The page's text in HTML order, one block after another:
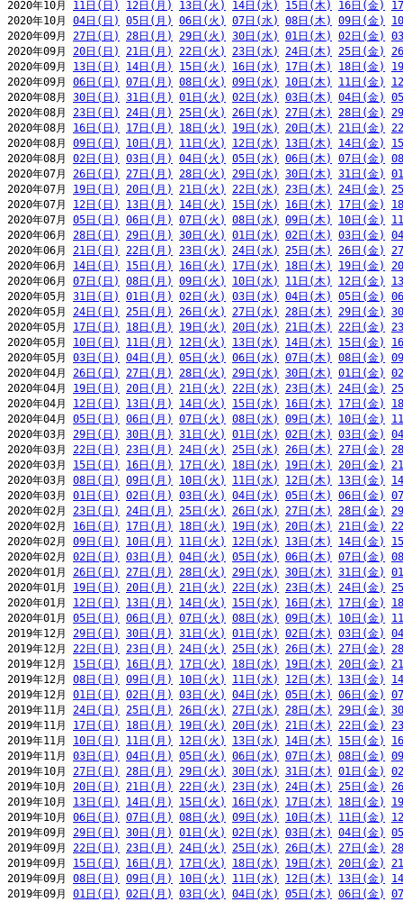
2020年10月 11日(日) 12日(月) 13日(火) 14日(水) 15日(木) 16日(金)
2020年10月 04日(日) 05日(月) 06日(火) 07日(水) 08日(木) 09日(金)
2020年09月 27日(日) 28日(月) 29日(火) 30日(水) 01日(木) 02日(金)
2020年09月 20日(日) 21日(月) 22日(火) 23日(水) 24日(木) 25日(金)
2020年09月 13日(日) 14日(月) 15日(火) 16日(水) 17日(木) 18日(金)
2020年09月 06日(日) 07日(月) 08日(火) 09日(水) 10日(木) 11日(金)
2020年08月 30日(日) 31日(月) 01日(火) 02日(水) 03日(木) 04日(金)
2020年08月 23日(日) 24日(月) 25日(火) 26日(水) 27日(木) 28日(金)
2020年08月 16日(日) 17日(月) 18日(火) 19日(水) 20日(木) 21日(金)
2020年08月 09日(日) 10日(月) 11日(火) 12日(水) 13日(木) 14日(金)
2020年08月 02日(日) 03日(月) 04日(火) 05日(水) 06日(木) 07日(金)
2020年07月 26日(日) 27日(月) 28日(火) 29日(水) 30日(木) 31日(金)
2020年07月 19日(日) 20日(月) 21日(火) 22日(水) 23日(木) 24日(金)
2020年07月 12日(日) 13日(月) 14日(火) 15日(水) 16日(木) 17日(金)
2020年07月 05日(日) 06日(月) 07日(火) 08日(水) 09日(木) 10日(金)
2020年06月 28日(日) 29日(月) 30日(火) 01日(水) 02日(木) 03日(金)
2020年06月 21日(日) 22日(月) 23日(火) 24日(水) 25日(木) 26日(金)
2020年06月 14日(日) 15日(月) 16日(火) 17日(水) 18日(木) 19日(金)
2020年06月 07日(日) 08日(月) 09日(火) 10日(水) 11日(木) 12日(金)
2020年05月 31日(日) 01日(月) 02日(火) 03日(水) 04日(木) 05日(金)
2020年05月 24日(日) 25日(月) 26日(火) 27日(水) 28日(木) 29日(金)
2020年05月 17日(日) 18日(月) 19日(火) 20日(水) 21日(木) 22日(金)
2020年05月 10日(日) 11日(月) 12日(火) 13日(水) 14日(木) 15日(金)
2020年05月 03日(日) 04日(月) 05日(火) 06日(水) 07日(木) 08日(金)
2020年04月 26日(日) 27日(月) 28日(火) 29日(水) 30日(木) 01日(金)
2020年04月 19日(日) 20日(月) 21日(火) 22日(水) 23日(木) 24日(金)
2020年04月 12日(日) 13日(月) 14日(火) 15日(水) 16日(木) 17日(金)
2020年04月 05日(日) 06日(月) 07日(火) 08日(水) 09日(木) 10日(金)
2020年03月 29日(日) 30日(月) 31日(火) 01日(水) 02日(木) 03日(金)
2020年03月 22日(日) 23日(月) 24日(火) 25日(水) 26日(木) 27日(金)
2020年03月 15日(日) 16日(月) 17日(火) 18日(水) 19日(木) 20日(金)
2020年03月 08日(日) 09日(月) 10日(火) 11日(水) 12日(木) 13日(金)
2020年03月 01日(日) 02日(月) 03日(火) 04日(水) 05日(木) 06日(金)
2020年02月 23日(日) 24日(月) 25日(火) 26日(水) 27日(木) 28日(金)
2020年02月 16日(日) 17日(月) 18日(火) 19日(水) 20日(木) 21日(金)
2020年02月 09日(日) 10日(月) 11日(火) 12日(水) 13日(木) 14日(金)
2020年02月 02日(日) 03日(月) 04日(火) 05日(水) 06日(木) 07日(金)
2020年01月 26日(日) 27日(月) 28日(火) 29日(水) 30日(木) 31日(金)
2020年01月 19日(日) 20日(月) 21日(火) 22日(水) 23日(木) 24日(金)
2020年01月 12日(日) 13日(月) 14日(火) 15日(水) 16日(木) 17日(金)
2020年01月 05日(日) 06日(月) 07日(火) 08日(水) 09日(木) 10日(金)
2019年12月 29日(日) 30日(月) 31日(火) 01日(水) 02日(木) 03日(金)
2019年12月 22日(日) 23日(月) 24日(火) 25日(水) 26日(木) 27日(金)
2019年12月 15日(日) 16日(月) 17日(火) 18日(水) 19日(木) 20日(金)
2019年12月 08日(日) 09日(月) 10日(火) 11日(水) 12日(木) 13日(金)
2019年12月 01日(日) 02日(月) 03日(火) 04日(水) 05日(木) 06日(金)
2019年11月 24日(日) 25日(月) 26日(火) 27日(水) 28日(木) 29日(金)
2019年11月 17日(日) 18日(月) 19日(火) 20日(水) 21日(木) 22日(金)
2019年11月 10日(日) 11日(月) 12日(火) 13日(水) 14日(木) 15日(金)
2019年11月 03日(日) 04日(月) 05日(火) 06日(水) 07日(木) 08日(金)
2019年10月 27日(日) 28日(月) 29日(火) 30日(水) 31日(木) 01日(金)
2019年10月 20日(日) 21日(月) 22日(火) 23日(水) 24日(木) 25日(金)
2019年10月 13日(日) 14日(月) 15日(火) 16日(水) 17日(木) 18日(金)
2019年10月 06日(日) 07日(月) 08日(火) 09日(水) 10日(木) 11日(金)
2019年09月 29日(日) 30日(月) 01日(火) 02日(水) 03日(木) 04日(金)
2019年09月 22日(日) 23日(月) 24日(火) 25日(水) 26日(木) 27日(金)
2019年09月 15日(日) 16日(月) 17日(火) 18日(水) 19日(木) 20日(金)
2019年09月 08日(日) 09日(月) 10日(火) 11日(水) 12日(木) 13日(金)
2019年09月 01日(日) 02日(月) 03日(火) 04日(水) 05日(木) 06日(金)